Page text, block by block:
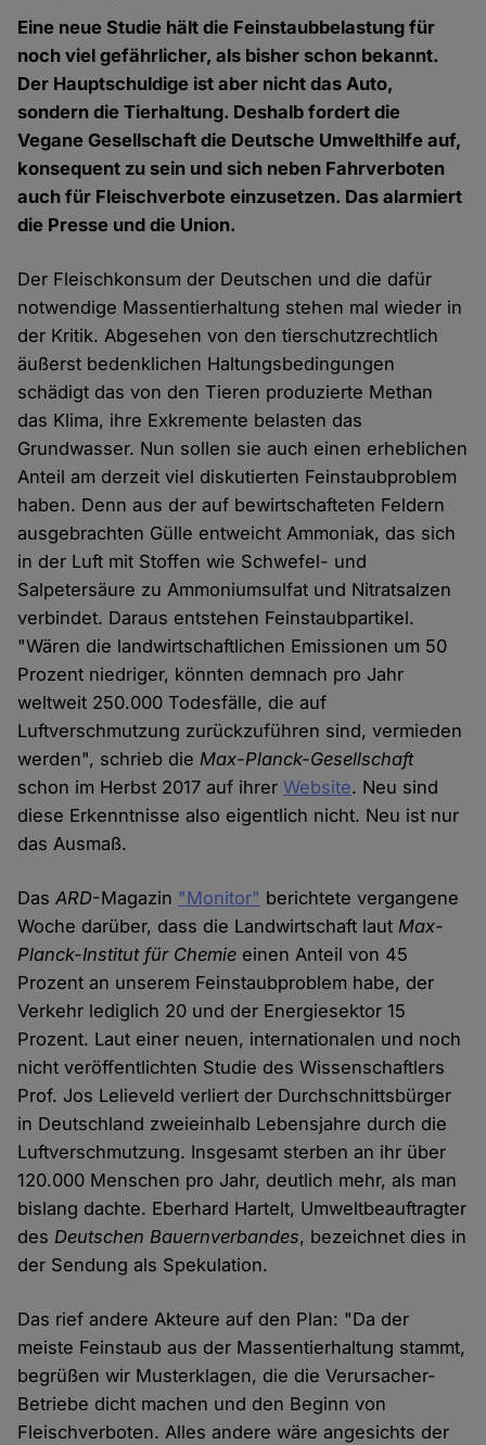
Eine neue Studie hält die Feinstaubbelastung für
noch viel gefährlicher, als bisher schon bekannt.
Der Hauptschuldige ist aber nicht das Auto,
sondern die Tierhaltung. Deshalb fordert die
Vegane Gesellschaft die Deutsche Umwelthilfe auf,
konsequent zu sein und sich neben Fahrverboten
auch für Fleischverbote einzusetzen. Das alarmiert
die Presse und die Union.
Der Fleischkonsum der Deutschen und die dafür
notwendige Massentierhaltung stehen mal wieder in
der Kritik. Abgesehen von den tierschutzrechtlich
äußerst bedenklichen Haltungsbedingungen
schädigt das von den Tieren produzierte Methan
das Klima, ihre Exkremente belasten das
Grundwasser. Nun sollen sie auch einen erheblichen
Anteil am derzeit viel diskutierten Feinstaubproblem
haben. Denn aus der auf bewirtschafteten Feldern
ausgebrachten Gülle entweicht Ammoniak, das sich
in der Luft mit Stoffen wie Schwefel- und
Salpetersäure zu Ammoniumsulfat und Nitratsalzen
verbindet. Daraus entstehen Feinstaubpartikel.
"Wären die landwirtschaftlichen Emissionen um 50
Prozent niedriger, könnten demnach pro Jahr
weltweit 250.000 Todesfälle, die auf
Luftverschmutzung zurückzuführen sind, vermieden
werden", schrieb dieMax-Planck-Gesellschaft
schon im Herbst 2017 auf ihrerWebsite. Neu sind
diese Erkenntnisse also eigentlich nicht. Neu ist nur
das Ausmaß.
DasARD-Magazin "Monitor" berichtete vergangene
Woche darüber, dass die Landwirtschaft lautMax-
Planck-Institut für Chemie einen Anteil von 45
Prozent an unserem Feinstaubproblem habe, der
Verkehr lediglich 20 und der Energiesektor 15
Prozent. Laut einer neuen, internationalen und noch
nicht veröffentlichten Studie des Wissenschaftlers
Prof. Jos Lelieveld verliert der Durchschnittsbürger
in Deutschland zweieinhalb Lebensjahre durch die
Luftverschmutzung. Insgesamt sterben an ihr über
120.000 Menschen pro Jahr, deutlich mehr, als man
bislang dachte. Eberhard Hartelt, Umweltbeauftragter
desDeutschen Bauernverbandes, bezeichnet dies in
der Sendung als Spekulation.
Das rief andere Akteure auf den Plan: "Da der
meiste Feinstaub aus der Massentierhaltung stammt,
begrüßen wir Musterklagen, die die Verursacher-
Betriebe dicht machen und den Beginn von
Fleischverboten. Alles andere wäre angesichts der